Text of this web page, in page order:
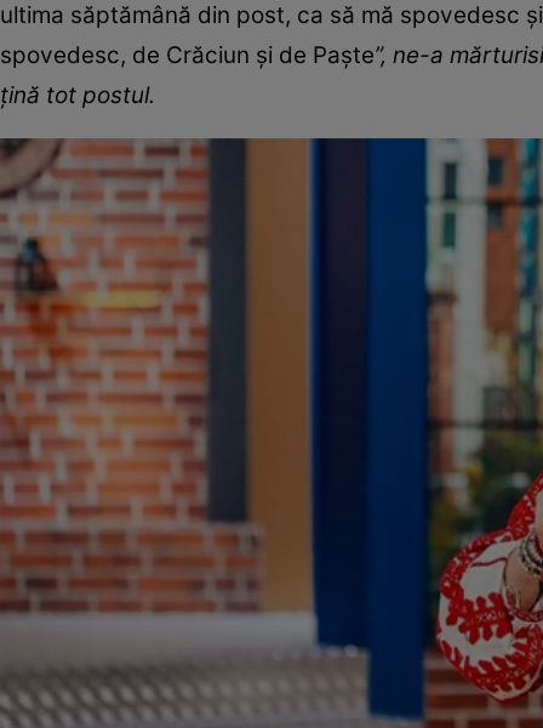
ultima săptămână din post, ca să mă spovedesc
spovedesc, de Crăciun şi de Paşte”, ne-a
ţină tot postul.